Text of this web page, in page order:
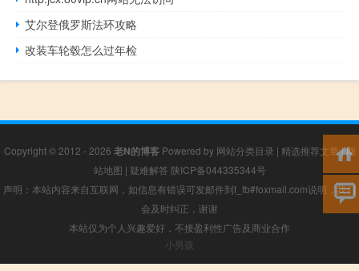
艾尔登俄罗斯法环攻略
改装车轮毂怎么过年检
Copyright © 2012 - 2026 老N的博客Powered by 网站分类目录 | 精选推荐文章|网
站地图 | 疑难解答 陕ICP备044335344号
声明：本站内容来自互联网，如信息有错误可发邮件到f_fb#foxmail.com说明，我们
会及时纠正，谢谢
本站仅为个人兴趣爱好，不接盈利性广告及商业合作
小男孩